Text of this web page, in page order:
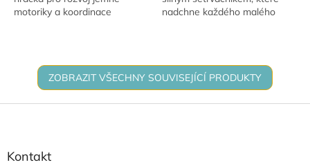
motoriky a koordinace
nadchne každého malého
ZOBRAZIT VŠECHNY SOUVISEJÍCÍ PRODUKTY
Z
Kontakt